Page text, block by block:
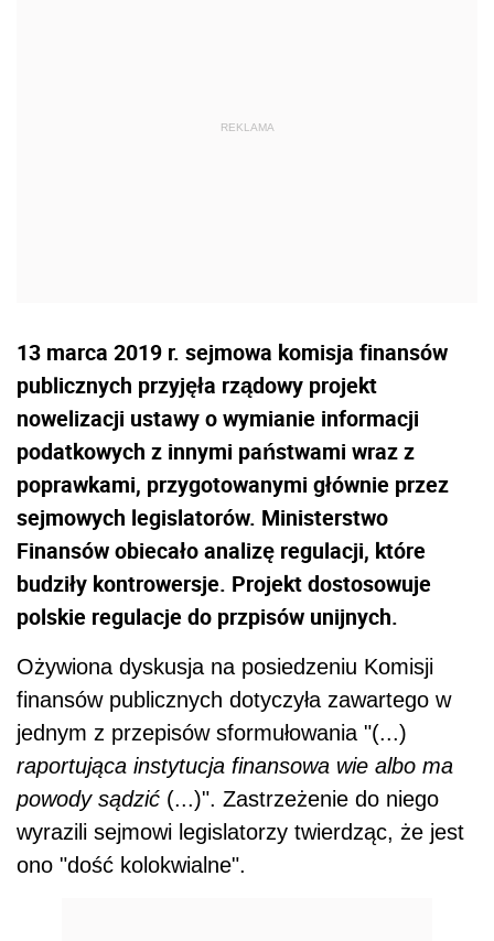
13 marca 2019 r. sejmowa komisja finansów
publicznych przyjęła rządowy projekt
nowelizacji ustawy o wymianie informacji
podatkowych z innymi państwami wraz z
poprawkami, przygotowanymi głównie przez
sejmowych legislatorów. Ministerstwo
Finansów obiecało analizę regulacji, które
budziły kontrowersje. Projekt dostosowuje
polskie regulacje do przpisów unijnych.
Ożywiona dyskusja na posiedzeniu Komisji
finansów publicznych dotyczyła zawartego w
jednym z przepisów sformułowania "(...)
raportująca instytucja finansowa wie albo ma
powody sądzić (...)". Zastrzeżenie do niego
wyrazili sejmowi legislatorzy twierdząc, że jest
ono "dość kolokwialne".